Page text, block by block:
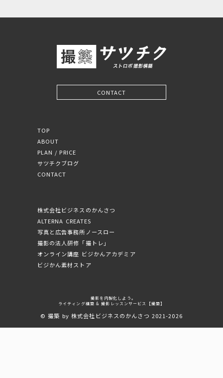
CONTACT
TOP
ABOUT
PLAN / PRICE
サツチクブログ
CONTACT
株式会社ビジネスのかんさつ
ALTERNA CREATES
写真と広告事務所ノースロー
撮影の法人研修「撮トレ」
オンライン講座 ビジかんアカデミア
ビジかん素材ストア
撮影を内製化しよう。
ライティング構築 & 撮影レッスンサービス【撮築】
© 撮築 by 株式会社ビジネスのかんさつ 2021-2026